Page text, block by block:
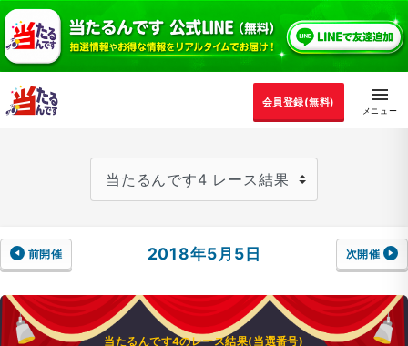
会員登録(無料)
前開催 2018年5月5日 次開催
当たるんです4のレース結果(当選番号)